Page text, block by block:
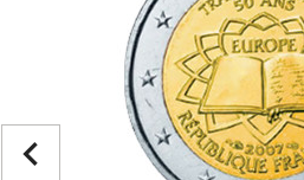
navigate_before